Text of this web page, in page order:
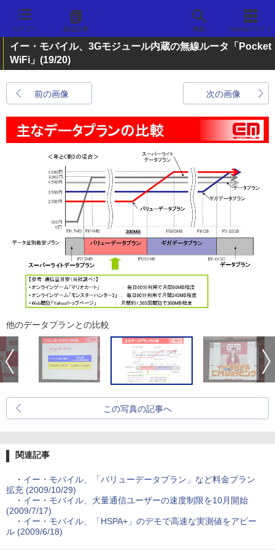
カテゴリ 過去記事 検索 Impressサイト
イー・モバイル、3Gモジュール内蔵の無線ルータ「Pocket
WiFi」 (19/20)
前の画像 次の画像
他のデータプランとの比較
この写真の記事へ
関連記事
・ イー・モバイル、「バリューデータプラン」など料金プラン
拡充 (2009/10/29)
・ イー・モバイル、大量通信ユーザーの速度制限を10月開始
(2009/7/17)
・ イー・モバイル、「HSPA+」のデモで高速な実測値をアピー
ル (2009/6/18)